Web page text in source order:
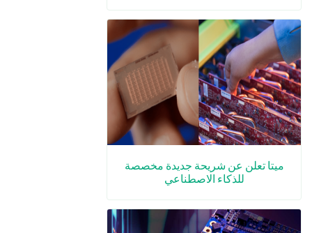
ميتا تعلن عن شريحة جديدة مخصصة
للذكاء الاصطناعي